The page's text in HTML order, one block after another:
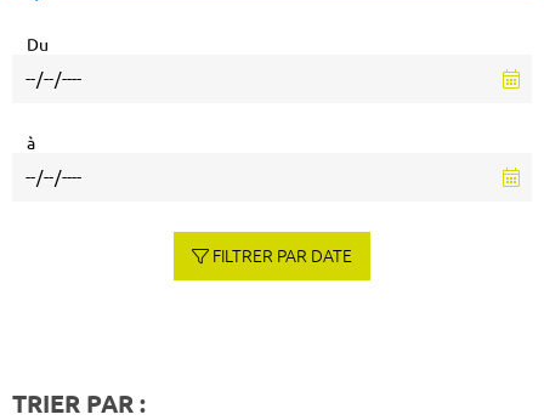
Du
à
FILTRER PAR DATE
TRIER PAR :